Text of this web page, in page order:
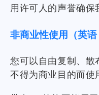
用许可人的声誉确保
非商业性使用（英语
您可以自由复制、散
不得为商业目的而使